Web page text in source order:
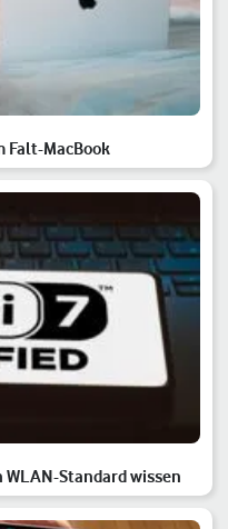
Falt-MacBook
WLAN-Standard wissen